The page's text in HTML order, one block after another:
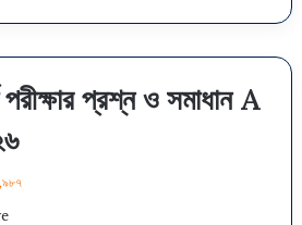
প্রশ্ন ও সমাধান A